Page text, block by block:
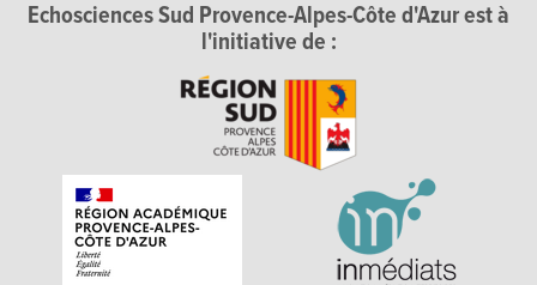
Echosciences Sud Provence-Alpes-Côte d'Azur est à
l'initiative de :